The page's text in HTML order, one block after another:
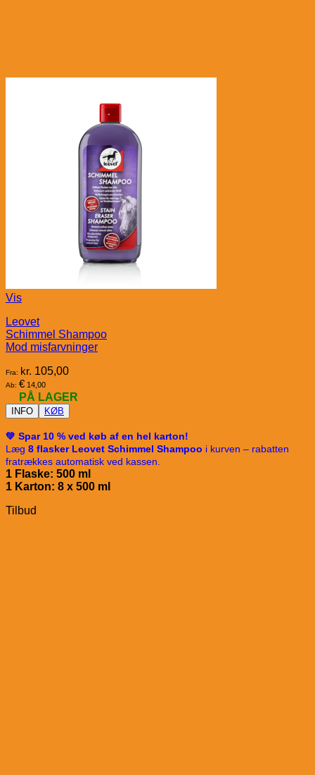
Vis
Leovet
Schimmel Shampoo
Mod misfarvninger
Fra: kr. 105,00
Ab: € 14,00
PÅ LAGER
INFO KØB
💚 Spar 10 % ved køb af en hel karton!
Læg 8 flasker Leovet Schimmel Shampoo i kurven – rabatten
fratrækkes automatisk ved kassen.
1 Flaske: 500 ml
1 Karton: 8 x 500 ml
Tilbud